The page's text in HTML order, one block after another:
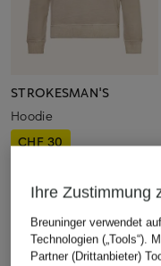
STROKESMAN'S
Hoodie
CHF 30
ÄHNLICHE ARTIKEL
Ihre Zustimmung
Breuninger verwendet
Technologien („Tools“).
Partner (Drittanbieter)